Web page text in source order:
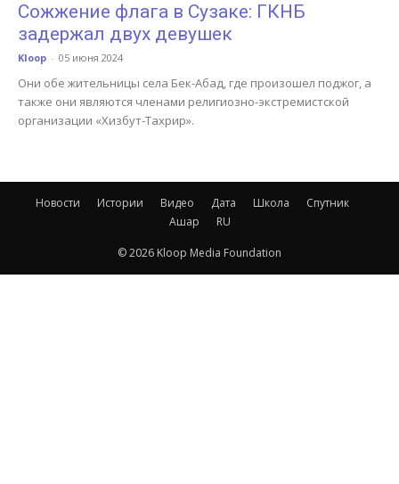
Сожжение флага в Сузаке: ГКНБ
задержал двух девушек
Kloop - 05 июня 2024
Они обе жительницы села Бек-Абад, где произошел поджог, а
также они являются членами религиозно-экстремистской
организации «Хизбут-Тахрир».
Новости Истории Видео Дата Школа
Спутник
Ашар
RU
© 2026 Kloop Media Foundation